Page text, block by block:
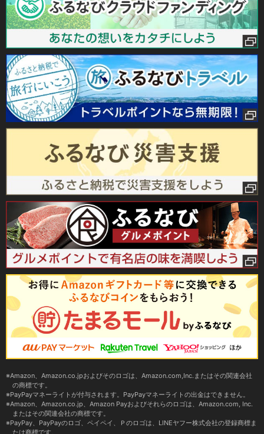
Amazon、Amazon.co.jpおよびそのロゴは、Amazon.com,Inc.またはその関連会社
の商標です。
PayPayマネーライトが付与されます。PayPayマネーライトの出金はできません。
Amazon、Amazon.co.jp、Amazon Payおよびそれらのロゴは、Amazon.com, Inc.
またはその関連会社の商標です。
PayPay、PayPayのロゴ、ペイペイ、Ｐのロゴは、LINEヤフー株式会社の登録商標ま
たは商標です。